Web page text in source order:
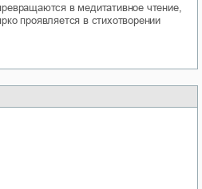
в медитативное чтение,
проявляется в стихотворении